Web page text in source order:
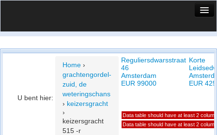
Vergelijk prijsposities - wijk
InfoU bent hier:
Home ›
grachtengordel-
zuid, de
weteringschans
› keizersgracht
›
keizersgracht
515 -r
Reguliersdwarsstraat
46
Amsterdam
EUR 99000
Korte
EUR
Data table should have at least 2
Data table should have at least 2